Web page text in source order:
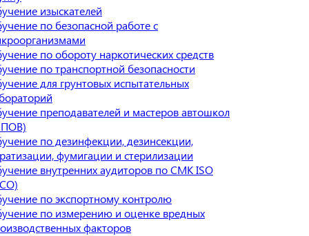
изыскателей
по безопасной работе с
по обороту наркотических средств
по транспортной безопасности
для грунтовых испытательных
преподавателей и мастеров автошкол
по дезинфекции, дезинсекции,
фумигации и стерилизации
внутренних аудиторов по СМК ISO
по экспортному контролю
по измерению и оценке вредных
факторов